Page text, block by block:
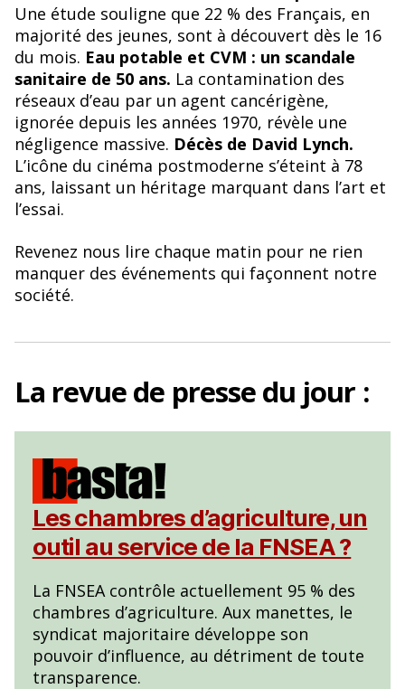
Une étude souligne que 22 % des Français, en
majorité des jeunes, sont à découvert dès le 16
du mois. Eau potable et CVM : un scandale
sanitaire de 50 ans. La contamination des
réseaux d’eau par un agent cancérigène,
ignorée depuis les années 1970, révèle une
négligence massive. Décès de David Lynch.
L’icône du cinéma postmoderne s’éteint à 78
ans, laissant un héritage marquant dans l’art et
l’essai.
Revenez nous lire chaque matin pour ne rien
manquer des événements qui façonnent notre
société.
La revue de pressedu jour :
Les chambres d’agriculture, un
outil au service de la FNSEA ?
La FNSEA contrôle actuellement 95 % des
chambres d’agriculture. Aux manettes, le
syndicat majoritaire développe son
pouvoir d’influence, au détriment de toute
transparence.